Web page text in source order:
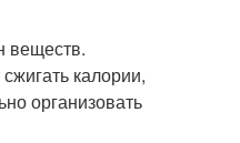
веществ.
калории,
организовать